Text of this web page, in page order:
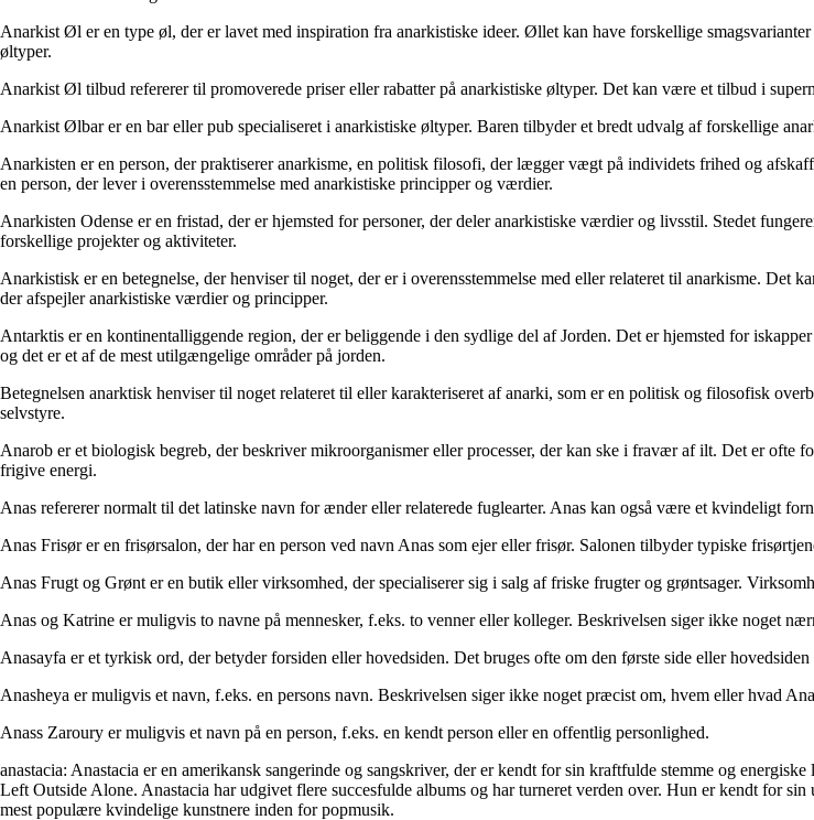
Anarkist Øl er en type øl, der er lavet med inspiration fra anarkistiske ideer. Øllet kan have forskellige
øltyper.
Anarkist Øl tilbud refererer til promoverede priser eller rabatter på anarkistiske øltyper. Det kan være et tilbud i
Anarkist Ølbar er en bar eller pub specialiseret i anarkistiske øltyper. Baren tilbyder et bredt udvalg af forskellige
Anarkisten er en person, der praktiserer anarkisme, en politisk filosofi, der lægger vægt på individets frihed og
en person, der lever i overensstemmelse med anarkistiske principper og værdier.
Anarkisten Odense er en fristad, der er hjemsted for personer, der deler anarkistiske værdier og livsstil. Stedet
forskellige projekter og aktiviteter.
Anarkistisk er en betegnelse, der henviser til noget, der er i overensstemmelse med eller relateret til anarkisme. Det
der afspejler anarkistiske værdier og principper.
Antarktis er en kontinentalliggende region, der er beliggende i den sydlige del af Jorden. Det er hjemsted for
og det er et af de mest utilgængelige områder på jorden.
Betegnelsen anarktisk henviser til noget relateret til eller karakteriseret af anarki, som er en politisk og filosofisk
selvstyre.
Anarob er et biologisk begreb, der beskriver mikroorganismer eller processer, der kan ske i fravær af ilt. Det er ofte
frigive energi.
Anas refererer normalt til det latinske navn for ænder eller relaterede fuglearter. Anas kan også være et kvindeligt
Anas Frisør er en frisørsalon, der har en person ved navn Anas som ejer eller frisør. Salonen tilbyder typiske
Anas Frugt og Grønt er en butik eller virksomhed, der specialiserer sig i salg af friske frugter og grøntsager.
Anas og Katrine er muligvis to navne på mennesker, f.eks. to venner eller kolleger. Beskrivelsen siger ikke noget
Anasayfa er et tyrkisk ord, der betyder forsiden eller hovedsiden. Det bruges ofte om den første side eller
Anasheya er muligvis et navn, f.eks. en persons navn. Beskrivelsen siger ikke noget præcist om, hvem eller hvad
Anass Zaroury er muligvis et navn på en person, f.eks. en kendt person eller en offentlig personlighed.
anastacia: Anastacia er en amerikansk sangerinde og sangskriver, der er kendt for sin kraftfulde stemme og
Left Outside Alone. Anastacia har udgivet flere succesfulde albums og har turneret verden over. Hun er kendt for
mest populære kvindelige kunstnere inden for popmusik.